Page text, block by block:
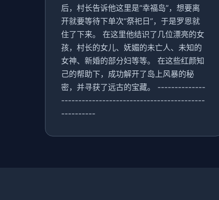
后，村长告诉他这里是“幸福岛”，想要离
开就要等待下单次“祭祀日”，于是罗恩就
住了下来。 在这里他结识了几位漂亮的女
孩，村长的女儿、妩媚的未亡人、未知的
女神、新婚的部分妇等等。 在这些红颜知
己的帮助下，成功解开了岛上风暴的秘
密，并寻获了远古的宝藏。 --------------
------------------------------------------
----------